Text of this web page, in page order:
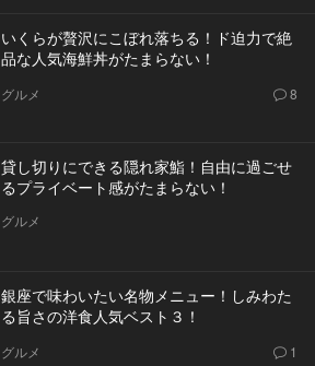
いくらが贅沢にこぼれ落ちる！ド迫力で絶
品な人気海鮮丼がたまらない！
グルメ 8
貸し切りにできる隠れ家鮨！自由に過ごせ
るプライベート感がたまらない！
グルメ
銀座で味わいたい名物メニュー！しみわた
る旨さの洋食人気ベスト３！
グルメ 1